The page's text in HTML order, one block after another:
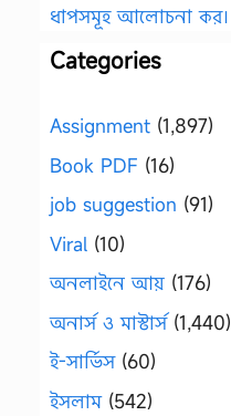
ধাপসমূহ আলোচনা কর।
Categories
Assignment (1,897)
Book PDF (16)
job suggestion (91)
Viral (10)
অনলাইনে আয় (176)
অনার্স ও মাস্টার্স(1,440)
ই-সার্ভিস(60)
ইসলাম(542)